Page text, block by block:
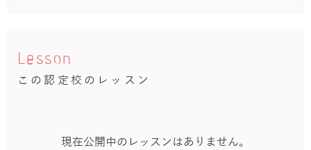
Lesson
この認定校のレッスン
現在公開中のレッスンはありません。